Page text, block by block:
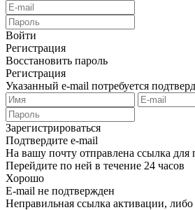
Войти
Регистрация
Восстановить пароль
Регистрация
Указанный e-mail потребуется
Зарегистрироваться
Подтвердите e-mail
На вашу почту отправлена ссылка для
Перейдите по ней в течение 24 часов
Хорошо
E-mail не подтвержден
Неправильная ссылка активации, либо